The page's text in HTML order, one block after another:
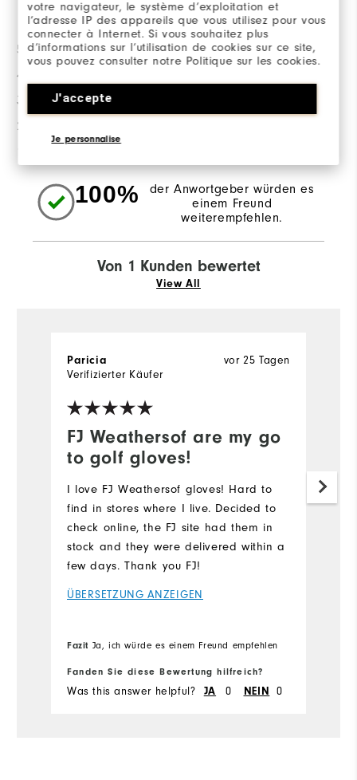
votre navigateur, le système d’exploitation et
l’adresse IP des appareils que vous utilisez pour vous
connecter à Internet. Si vous souhaitez plus
d’informations sur l’utilisation de cookies sur ce site,
vous pouvez consulter notre Politique sur les cookies.
J'accepte
Je personnalise
Bewertungsverteilung
5 Sterne
4 Sterne
3 Sterne
2 Sterne
100%
der Anwortgeber würden es
einem Freund
weiterempfehlen.
Von 1 Kunden bewertet
View All
FJ Weathersof are my go
to golf gloves!
vor 25 Tagen
Paricia
Verifizierter Käufer
I love FJ Weathersof gloves! Hard to
find in stores where I live. Decided to
check online, the FJ site had them in
stock and they were delivered within a
few days. Thank you FJ!
ÜBERSETZUNG ANZEIGEN
Fazit Ja, ich würde es einem Freund empfehlen
Fanden Sie diese Bewertung hilfreich?
Was this answer helpful? JA 0 NEIN 0